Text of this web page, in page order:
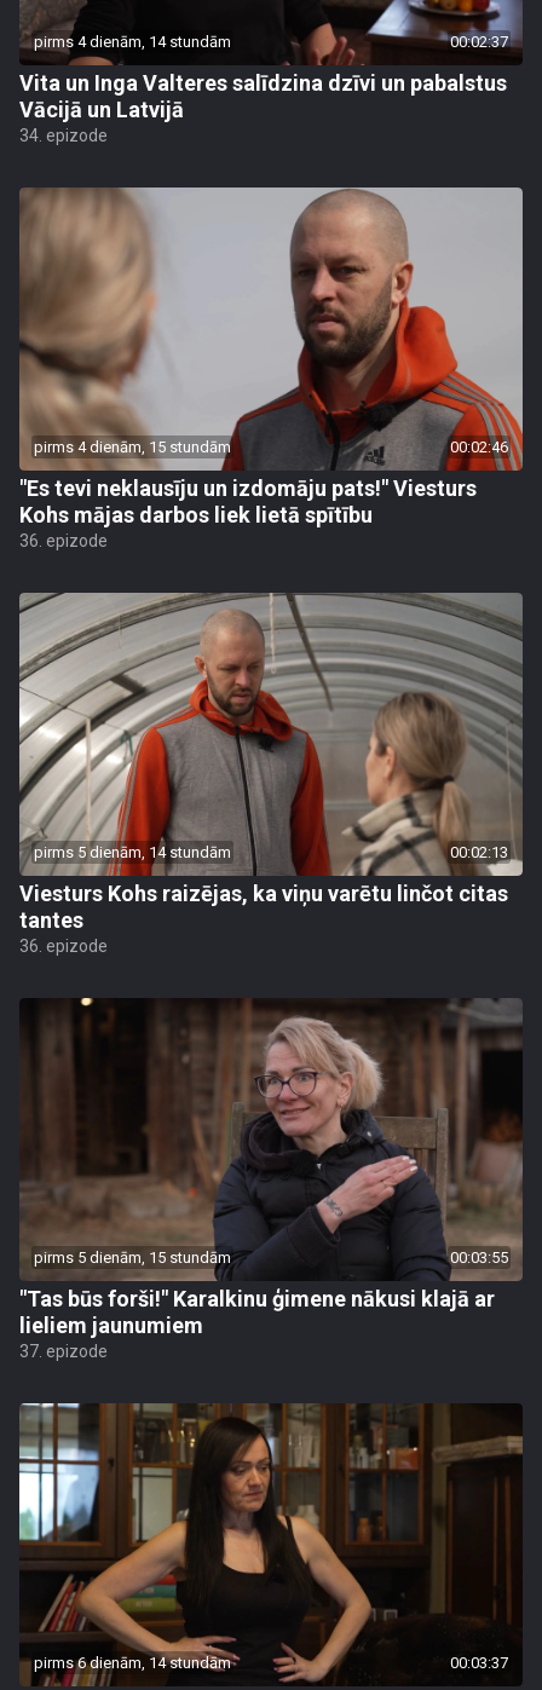
pirms 4 dienām, 14 stundām 00:02:37
Vita un Inga Valteres salīdzina dzīvi un pabalstus
Vācijā un Latvijā
34. epizode
pirms 4 dienām, 15 stundām 00:02:46
"Es tevi neklausīju un izdomāju pats!" Viesturs
Kohs mājas darbos liek lietā spītību
36. epizode
pirms 5 dienām, 14 stundām 00:02:13
Viesturs Kohs raizējas, ka viņu varētu linčot citas
tantes
36. epizode
pirms 5 dienām, 15 stundām 00:03:55
"Tas būs forši!" Karalkinu ģimene nākusi klajā ar
lieliem jaunumiem
37. epizode
pirms 6 dienām, 14 stundām 00:03:37